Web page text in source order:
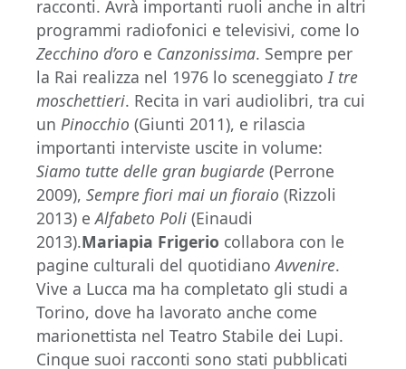
racconti. Avrà importanti ruoli anche in altri
programmi radiofonici e televisivi, come lo
Zecchino d’oro e Canzonissima. Sempre per
la Rai realizza nel 1976 lo sceneggiatoI tre
moschettieri. Recita in vari audiolibri, tra cui
un Pinocchio (Giunti 2011), e rilascia
importanti interviste uscite in volume:
Siamo tutte delle gran bugiarde (Perrone
2009), Sempre fiori mai un fioraio (Rizzoli
2013) eAlfabeto Poli (Einaudi
2013).Mariapia Frigerio collabora con le
pagine culturali del quotidianoAvvenire.
Vive a Lucca ma ha completato gli studi a
Torino, dove ha lavorato anche come
marionettista nel Teatro Stabile dei Lupi.
Cinque suoi racconti sono stati pubblicati